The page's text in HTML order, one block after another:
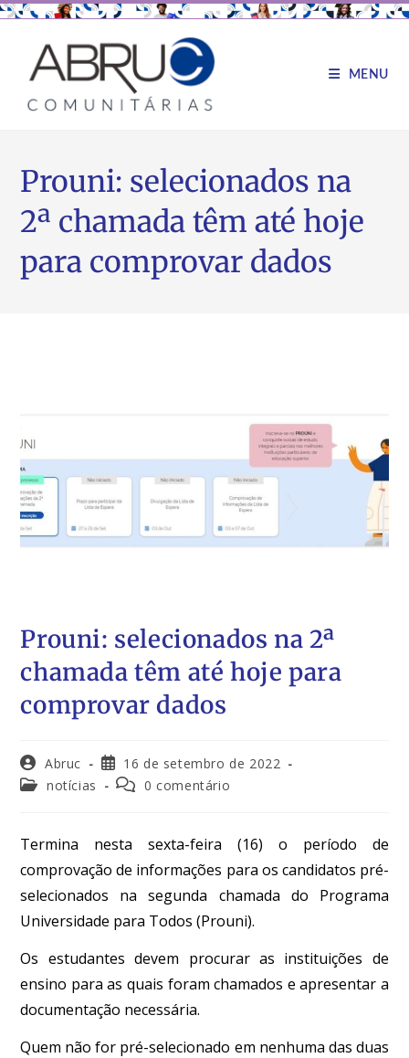
MENU
Prouni: selecionados na
2ª chamada têm até hoje
para comprovar dados
Prouni: selecionados na 2ª
chamada têm até hoje para
comprovar dados
Abruc
16 de setembro de 2022
notícias
0 comentário
Termina nesta sexta-feira (16) o período de
comprovação de informações para os candidatos pré-
selecionados na segunda chamada do Programa
Universidade para Todos (Prouni).
Os estudantes devem procurar as instituições de
ensino para as quais foram chamados e apresentar a
documentação necessária.
Quem não for pré-selecionado em nenhuma das duas